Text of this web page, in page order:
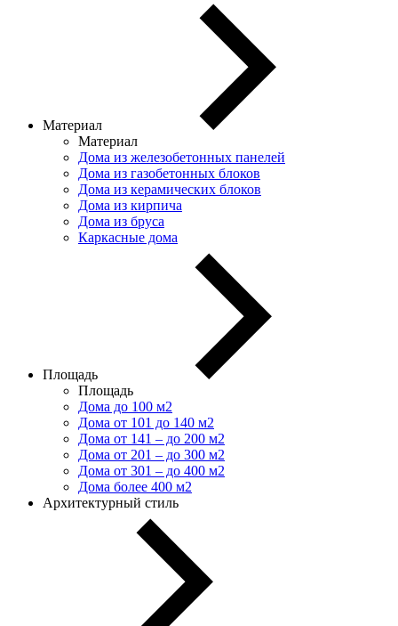
Материал
Материал
Дома из железобетонных панелей
Дома из газобетонных блоков
Дома из керамических блоков
Дома из кирпича
Дома из бруса
Каркасные дома
Площадь
Площадь
Дома до 100 м2
Дома от 101 до 140 м2
Дома от 141 – до 200 м2
Дома от 201 – до 300 м2
Дома от 301 – до 400 м2
Дома более 400 м2
Архитектурный стиль